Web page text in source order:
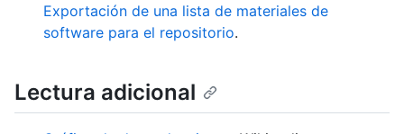
Exportación de una lista de materiales de
software para el repositorio.
Lectura adicional